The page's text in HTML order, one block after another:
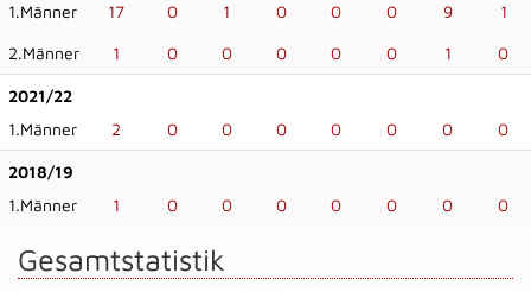
1.Männer
17 0 1 0 0 0 9 1
2.Männer 1 0 0 0 0 0 1 0
2021/22
1.Männer
2 0 0 0 0 0 0 0
2018/19
1.Männer
1 0 0 0 0 0 0 0
Gesamtstatistik